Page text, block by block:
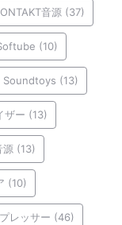
音源 (37)
(10)
Soundtoys (13)
ザー (13)
源 (13)
(10)
レッサー (46)